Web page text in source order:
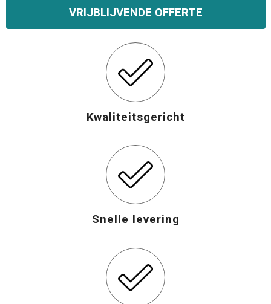
Opvouwbare tassen
Waterbestendige tassen
Bowlingtassen
Katoenen draagtassen
VRIJBLIJVENDE OFFERTE
Kwaliteitsgericht
Snelle levering